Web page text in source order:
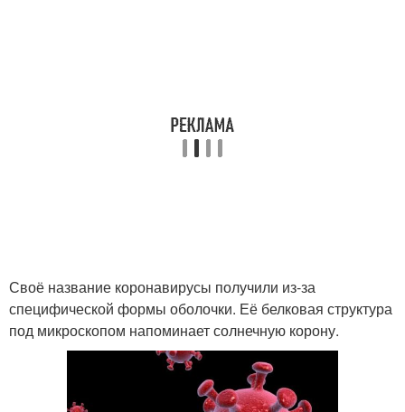
Своё название коронавирусы получили из‑за
специфической формы оболочки. Её белковая структура
под микроскопом напоминает солнечную корону.